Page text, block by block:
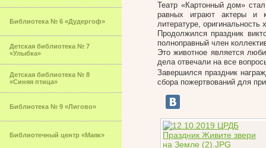
Библиотека № 6 «Дудергоф»
Детская библиотека № 7
«Улыбка»
Детская библиотека № 8
«Синяя птица»
Библиотека № 9 «Лигово»
Библиотечный центр «Маяк»
Театр «Картонный дом»
равных играют актеры и
литературе,
Продолжился праздник
полноправный член
Это животное является
дела отвечали на все
Завершился праздник
сбора пожертвований для